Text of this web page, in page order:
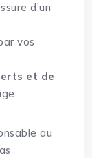
d’un
vos
et de
au